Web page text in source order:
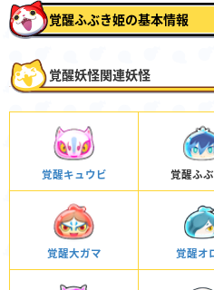
覚醒ふぶき姫の基本情報
覚醒妖怪関連妖怪
覚醒キュウビ 覚醒ふ
覚醒大ガマ 覚醒オ